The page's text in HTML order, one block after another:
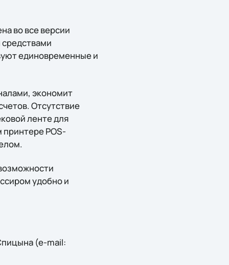
во все версии
средствами
единовременные и
экономит
Отсутствие
ленте для
POS-
удобно и
(e-mail: